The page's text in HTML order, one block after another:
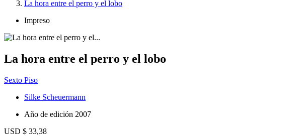
La hora entre el perro y el lobo
Impreso
La hora entre el perro y el lobo
Sexto Piso
Silke Scheuermann
Año de edición 2007
USD $ 33,38